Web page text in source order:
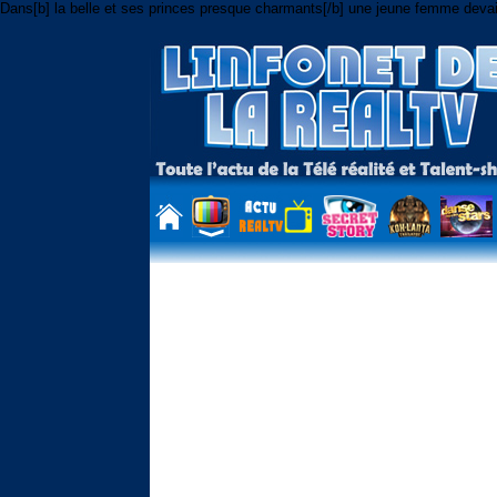
Dans[b] la belle et ses princes presque charmants[/b] une jeune femme